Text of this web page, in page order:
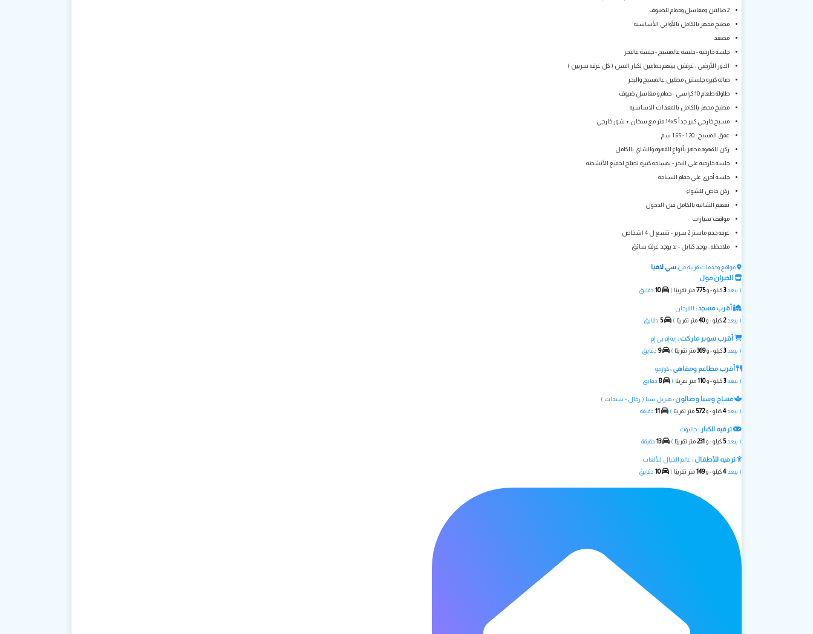
2 صالتين ومغاسل وحمام للضيوف
مطبخ مجهز بالكامل بالأواني الأساسية
مصعد
جلسة خارجية - جلسة عالمسبح - جلسة عالبحر
الدور الأرضي : غرفتين بينهم حمامين لكبار السن ( كل غرفه سريين )
صاله كبيره جلستين مطلين عالمسبح والبحر
طاولة طعام 10 كراسي - حمام و مغاسل ضيوف
مطبخ مجهز بالكامل بالمعدات الاساسيه
مسبح خارجي كبير جداً 14x5 متر مع سخان + شور خارجي
عمق المسبح : 1.20 - 1.65 سم
ركن للقهوه مجهز بأنواع القهوه والشاي بالكامل
جلسه خارجيه على البحر - بمساحه كبيره تصلح لجميع الأنشطه
جلسه أخرى على جمام السباحة
ركن خاص للشواء
تعقيم الشاليه بالكامل قبل الدخول
مواقف سيارات
غرفه خدم ماستر 2 سرير - تتسع ل 4 اشخاص
ملاحظه : يوجد كنابل - لا يوجد غرفة سائق
مواقع وخدمات قريبة من سي لافيا
الخيران مول
( يبعد3كيلو - و775متر تقريبًا )
10 دقايق
أقرب مسجد : الفرحان
( يبعد2كيلو - و40متر تقريبًا )
5 دقايق
أقرب سوبر ماركت :إيه إم بي إم
( يبعد3كيلو - و369متر تقريبًا )
9 دقايق
أقرب مطاعم ومقاهي :كوزمو
( يبعد3كيلو - و110متر تقريبًا )
8 دقايق
مساج وسبا وصالون :هيربل سبا ( رجال - سيدات )
( يبعد4كيلو - و572 متر تقريبًا )
11 دقيقة
ترفيه للكبار :جالبوت
( يبعد5 كيلو - و231متر تقريبًا )
13 دقيقة
ترفيه للأطفال : عالم الخيال للألعاب
( يبعد4كيلو - و149متر تقريبًا )
10 دقايق